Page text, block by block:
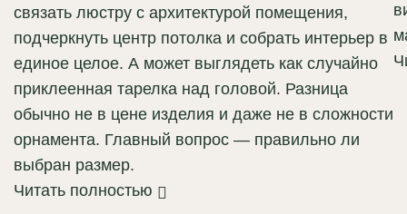
связать люстру с архитектурой помещения,
подчеркнуть центр потолка и собрать интерьер в
единое целое. А может выглядеть как случайно
приклеенная тарелка над головой. Разница
обычно не в цене изделия и даже не в сложности
орнамента. Главный вопрос — правильно ли
выбран размер.
Читать полностью